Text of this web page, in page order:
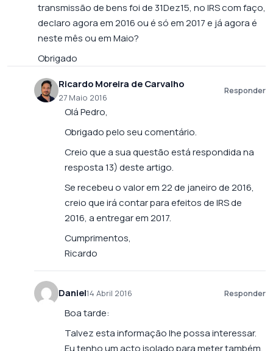
transmissão de bens foi de 31Dez15, no IRS com faço,
declaro agora em 2016 ou é só em 2017 e já agora é
neste mês ou em Maio?
Obrigado
Ricardo Moreira de Carvalho
27 Maio 2016
Responder
Olá Pedro,
Obrigado pelo seu comentário.
Creio que a sua questão está respondida na
resposta 13) deste artigo.
Se recebeu o valor em 22 de janeiro de 2016,
creio que irá contar para efeitos de IRS de
2016, a entregar em 2017.
Cumprimentos,
Ricardo
Daniel14 Abril 2016 Responder
Boa tarde:
Talvez esta informação lhe possa interessar.
Eu tenho um acto isolado para meter também,